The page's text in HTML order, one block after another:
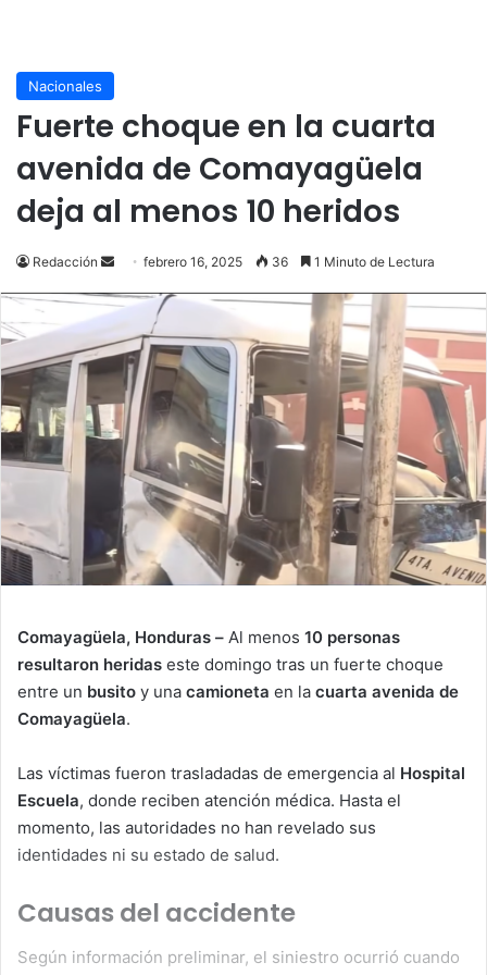
Nacionales
Fuerte choque en la cuarta
avenida de Comayagüela
deja al menos 10 heridos
Redacción
Send
email
febrero 16, 2025 36 1 Minuto de Lectura
Comayagüela, Honduras – Al menos 10 personas
resultaron heridas este domingo tras un fuerte choque
entre un busito y una camioneta en la cuarta avenida de
Comayagüela.
Las víctimas fueron trasladadas de emergencia al Hospital
Escuela, donde reciben atención médica. Hasta el
momento, las autoridades no han revelado sus
identidades ni su estado de salud.
Causas del accidente
Según información preliminar, el siniestro ocurrió cuando